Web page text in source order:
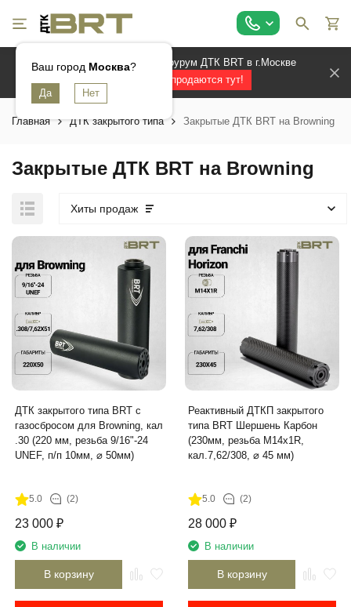
Ваш город Москва?
Официальный магазин и шоурум ДТК BRT в г.Москве
Лучшие ДТК продаются тут!
Главная ДТК закрытого типа Закрытые ДТК BRT на Browning
Закрытые ДТК BRT на Browning
Хиты продаж
ДТК закрытого типа BRT с
газосбросом для Browning, кал
.30 (220 мм, резьба 9/16"-24
UNEF, п/п 10мм, ⌀ 50мм)
5.0 (2)
23 000 ₽
В наличии
В корзину
Реактивный ДТКП закрытого
типа BRT Шершень Карбон
(230мм, резьба М14х1R,
кал.7,62/308, ⌀ 45 мм)
5.0 (2)
28 000 ₽
В наличии
В корзину